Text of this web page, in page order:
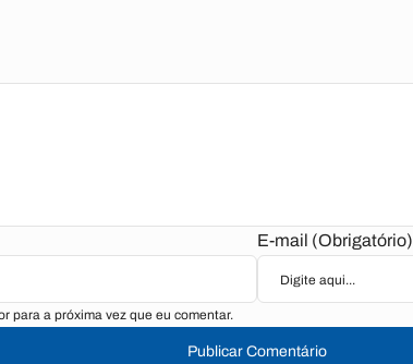
E-mail (Obrigatório)
para a próxima vez que eu comentar.
Publicar Comentário